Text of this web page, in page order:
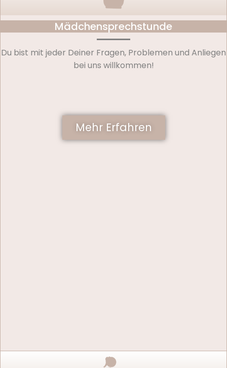
Mädchensprechstunde
Du bist mit jeder Deiner Fragen, Problemen und Anliegen
bei uns willkommen!
Mehr Erfahren